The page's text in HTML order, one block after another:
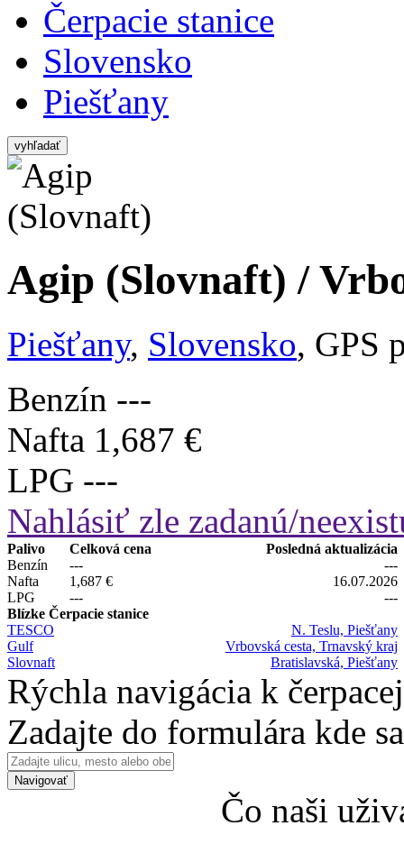
Čerpacie stanice
Slovensko
Piešťany
vyhľadať
Agip (Slovnaft) /
Piešťany, Slovensko, GPS
Benzín ---
Nafta 1,687 €
LPG ---
Nahlásiť zle zadanú/
Palivo Celková cena
Posledná aktualizácia
Benzín
---
---
Nafta
1,687 €
16.07.2026
LPG
---
---
Blízke Čerpacie stanice
TESCO
N. Teslu, Piešťany
Gulf
Vrbovská cesta, Trnavský kraj
Slovnaft
Bratislavská, Piešťany
Rýchla navigácia k
Zadajte do formulára kde
Navigovať
Čo naši